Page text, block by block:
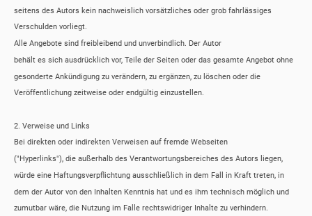
seitens des Autors kein nachweislich vorsätzliches oder grob fahrlässiges
Verschulden vorliegt.
Alle Angebote sind freibleibend und unverbindlich. Der Autor
behält es sich ausdrücklich vor, Teile der Seiten oder das gesamte Angebot ohne
gesonderte Ankündigung zu verändern, zu ergänzen, zu löschen oder die
Veröffentlichung zeitweise oder endgültig einzustellen.
2. Verweise und Links
Bei direkten oder indirekten Verweisen auf fremde Webseiten
("Hyperlinks"), die außerhalb des Verantwortungsbereiches des Autors liegen,
würde eine Haftungsverpflichtung ausschließlich in dem Fall in Kraft treten, in
dem der Autor von den Inhalten Kenntnis hat und es ihm technisch möglich und
zumutbar wäre, die Nutzung im Falle rechtswidriger Inhalte zu verhindern.